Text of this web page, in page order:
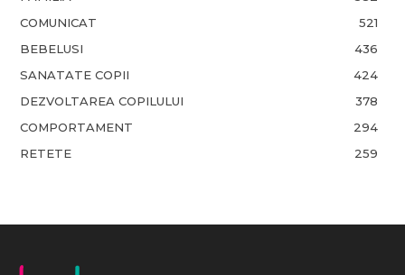
COMUNICAT
521
BEBELUSI
436
SANATATE COPII
424
DEZVOLTAREA COPILULUI
378
COMPORTAMENT
294
RETETE
259